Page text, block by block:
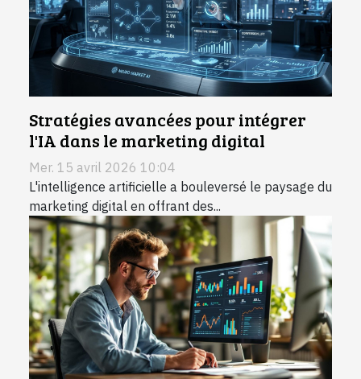
Stratégies avancées pour intégrer
l'IA dans le marketing digital
Mer. 15 avril 2026 10:04
L'intelligence artificielle a bouleversé le paysage du
marketing digital en offrant des...